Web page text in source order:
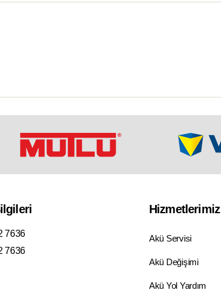
7636
7636
Hizmetlerimiz
Akü Servisi
Akü Değişimi
Akü Yol Yardım